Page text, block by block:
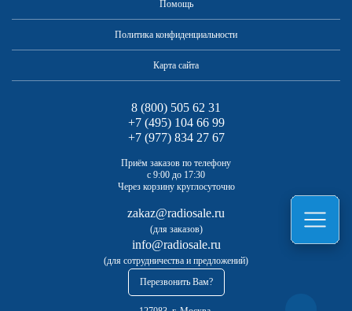
Помощь
Политика конфиденциальности
Карта сайта
8 (800) 505 62 31
+7 (495) 104 66 99
+7 (977) 834 27 67
Приём заказов по телефону
с 9:00 до 17:30
Через корзину круглосуточно
zakaz@radiosale.ru
(для заказов)
info@radiosale.ru
(для сотрудничества и предложений)
Перезвонить Вам?